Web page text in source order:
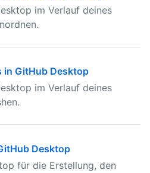
im Verlauf deines
in GitHub Desktop
im Verlauf deines
Desktop
für die Erstellung, den